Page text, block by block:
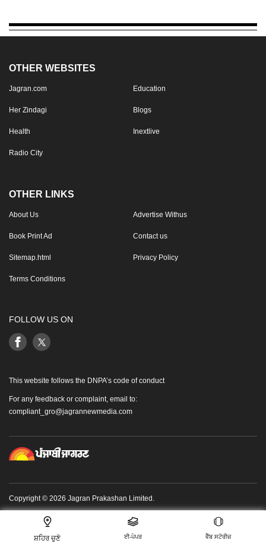
ਸ਼ਹਿਰ ਚੁਣੋ ਈ-ਪੇਪਰ ਵੈੱਬ ਸਟੋਰੀਜ਼
OTHER WEBSITES
Jagran.com Education
Her Zindagi Blogs
Health Inextlive
Radio City
OTHER LINKS
About Us Advertise Withus
Book Print Ad Contact us
Sitemap.html Privacy Policy
Terms Conditions
FOLLOW US ON
This website follows the DNPA’s code of conduct
For any feedback or complaint, email to:
compliant_gro@jagrannewmedia.com
Copyright © 2026 Jagran Prakashan Limited.